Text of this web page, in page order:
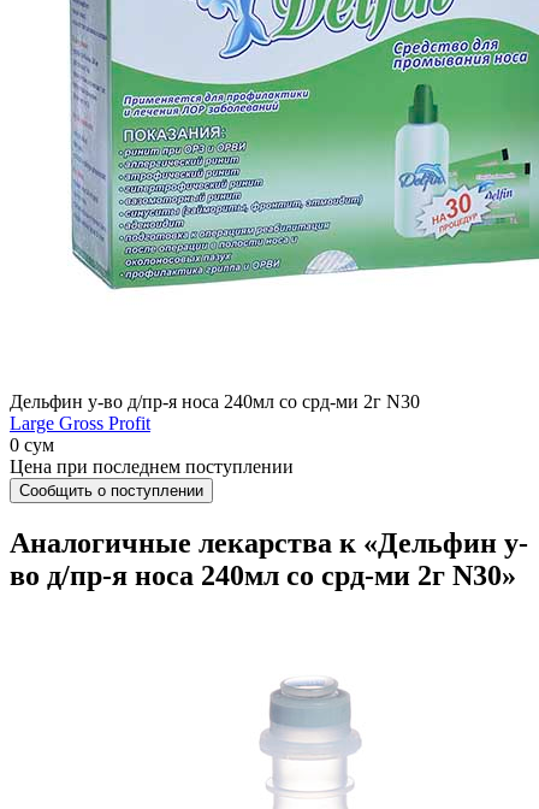
Дельфин у-во д/пр-я носа 240мл со срд-ми 2г N30
Large Gross Profit
0 сум
Цена при последнем поступлении
Сообщить о поступлении
Аналогичные лекарства к «Дельфин у-
во д/пр-я носа 240мл со срд-ми 2г N30»